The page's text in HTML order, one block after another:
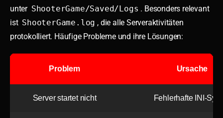
unter ShooterGame/Saved/Logs . Besonders relevant
ist ShooterGame.log , die alle Serveraktivitäten
protokolliert. Häufige Probleme und ihre Lösungen:
Problem Ursache
Server startet nicht Fehlerhafte INI-